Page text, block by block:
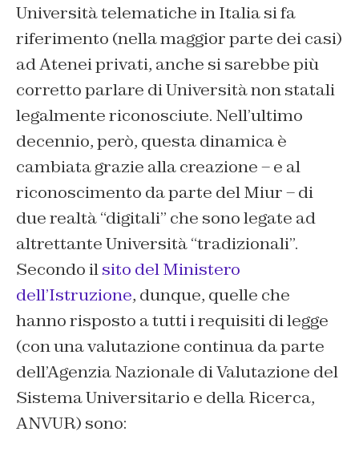
Università telematiche in Italia si fa
riferimento (nella maggior parte dei casi)
ad Atenei privati, anche si sarebbe più
corretto parlare di Università non statali
legalmente riconosciute. Nell’ultimo
decennio, però, questa dinamica è
cambiata grazie alla creazione – e al
riconoscimento da parte del Miur – di
due realtà “digitali” che sono legate ad
altrettante Università “tradizionali”.
Secondo ilsito del Ministero
dell’Istruzione, dunque, quelle che
hanno risposto a tutti i requisiti di legge
(con una valutazione continua da parte
dell’Agenzia Nazionale di Valutazione del
Sistema Universitario e della Ricerca,
ANVUR) sono: